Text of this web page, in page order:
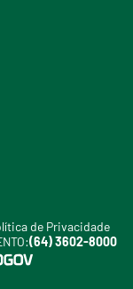
de Privacidade
(64) 3602-8000